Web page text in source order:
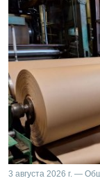
3 августа 2026 г. —